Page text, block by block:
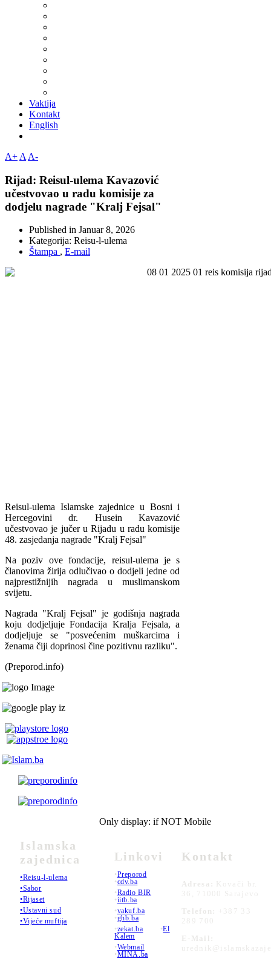
Vaktija
Kontakt
English
A+ A A-
Rijad: Reisul-ulema Kavazović
učestvovao u radu komisije za
dodjelu nagrade "Kralj Fejsal"
Published in Januar 8, 2026
Kategorija: Reisu-l-ulema
Štampa , E-mail
Reisul-ulema Islamske zajednice u Bosni i
Hercegovini dr. Husein Kavazović
učestvovao je jučer u Rijadu u radu komisije
48. zasjedanja nagrade "Kralj Fejsal"
Na poziv ove fondacije, reisul-ulema je s
članovima žirija odlučivao o dodjeli jedne od
najprestižnijih nagrada u muslimanskom
svijetu.
Nagrada "Kralj Fejsal" je godišnja nagrada
koju dodjeljuje Fondacija Kralja Fejsala, a
dodjeljuje se "posvećenim muškarcima i
ženama čiji doprinosi čine pozitivnu razliku".
(Preporod.info)
Islamska
zajednica
•Reisu-l-ulema
•Sabor
•Rijaset
•Ustavni sud
•Vijeće muftija
Only display: if NOT Mobile
Linkovi
•Preporod
•cdv.ba
•Radio BIR
•iitb.ba
•vakuf.ba
•ghb.ba
•zekat.ba •El
Kalem
•Webmail
•MINA.ba
Kontakt
Adresa:
Kovači br.
36, 71000 Sarajevo
Telefon:
+387 33
289 700
E-Mail: